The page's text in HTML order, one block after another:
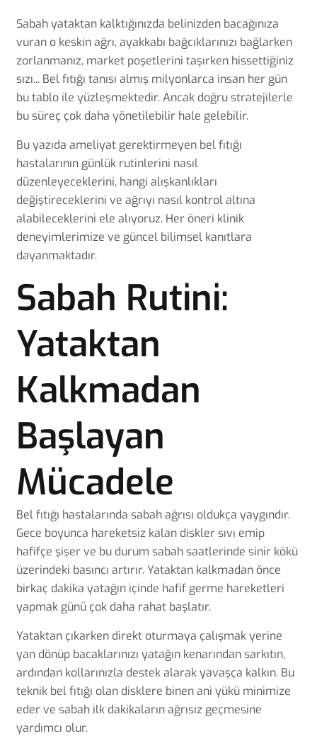
Sabah yataktan kalktığınızda belinizden bacağınıza
vuran o keskin ağrı, ayakkabı bağcıklarınızı bağlarken
zorlanmanız, market poşetlerini taşırken hissettiğiniz
sızı... Bel fıtığı tanısı almış milyonlarca insan her gün
bu tablo ile yüzleşmektedir. Ancak doğru stratejilerle
bu süreç çok daha yönetilebilir hale gelebilir.
Bu yazıda ameliyat gerektirmeyen bel fıtığı
hastalarının günlük rutinlerini nasıl
düzenleyeceklerini, hangi alışkanlıkları
değiştireceklerini ve ağrıyı nasıl kontrol altına
alabileceklerini ele alıyoruz. Her öneri klinik
deneyimlerimize ve güncel bilimsel kanıtlara
dayanmaktadır.
Sabah Rutini:
Yataktan
Kalkmadan
Başlayan
Mücadele
Bel fıtığı hastalarında sabah ağrısı oldukça yaygındır.
Gece boyunca hareketsiz kalan diskler sıvı emip
hafifçe şişer ve bu durum sabah saatlerinde sinir kökü
üzerindeki basıncı artırır. Yataktan kalkmadan önce
birkaç dakika yatağın içinde hafif germe hareketleri
yapmak günü çok daha rahat başlatır.
Yataktan çıkarken direkt oturmaya çalışmak yerine
yan dönüp bacaklarınızı yatağın kenarından sarkıtın,
ardından kollarınızla destek alarak yavaşça kalkın. Bu
teknik bel fıtığı olan disklere binen ani yükü minimize
eder ve sabah ilk dakikaların ağrısız geçmesine
yardımcı olur.